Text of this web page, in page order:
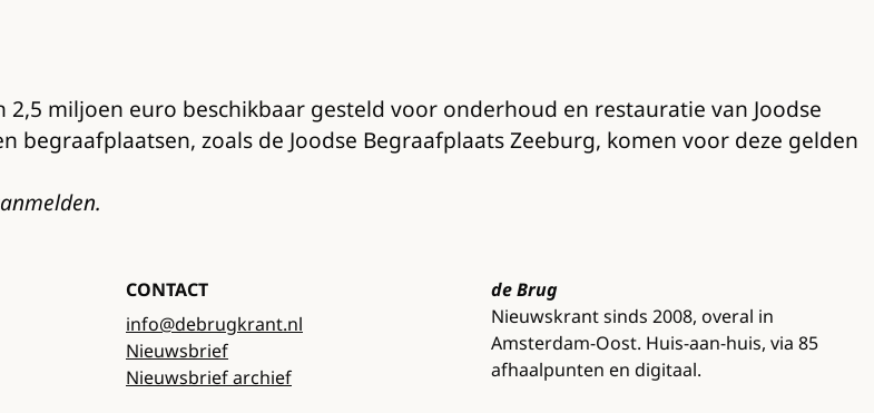
miljoen euro beschikbaar gesteld voor onderhoud en restauratie van Joodse
begraafplaatsen, zoals de Joodse Begraafplaats Zeeburg, komen voor deze gelden
CONTACT
info@debrugkrant.nl
Nieuwsbrief
Nieuwsbrief archief
de Brug
Nieuwskrant sinds 2008, overal in
Amsterdam-Oost. Huis-aan-huis, via 85
afhaalpunten en digitaal.